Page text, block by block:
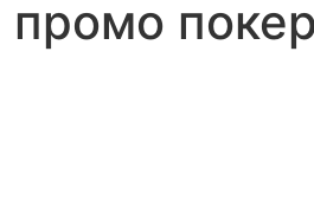
промо